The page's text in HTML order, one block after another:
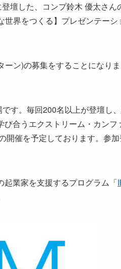
壇した、コンプ鈴木 優太さん
界をつくる】プレゼンテーシ
ン)の募集をすることになり
す。毎回200名以上が登壇し
合うエクストリーム・カンフ
開催を予定しております。参
業家を支援するプログラム「